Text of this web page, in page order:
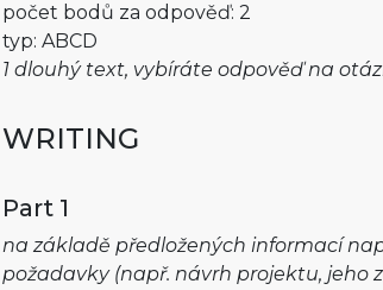
počet bodů za odpověď: 2
typ: ABCD
1 dlouhý text, vybíráte odpověď na
WRITING
Part 1
na základě předložených informací
požadavky (např. návrh projektu, jeho